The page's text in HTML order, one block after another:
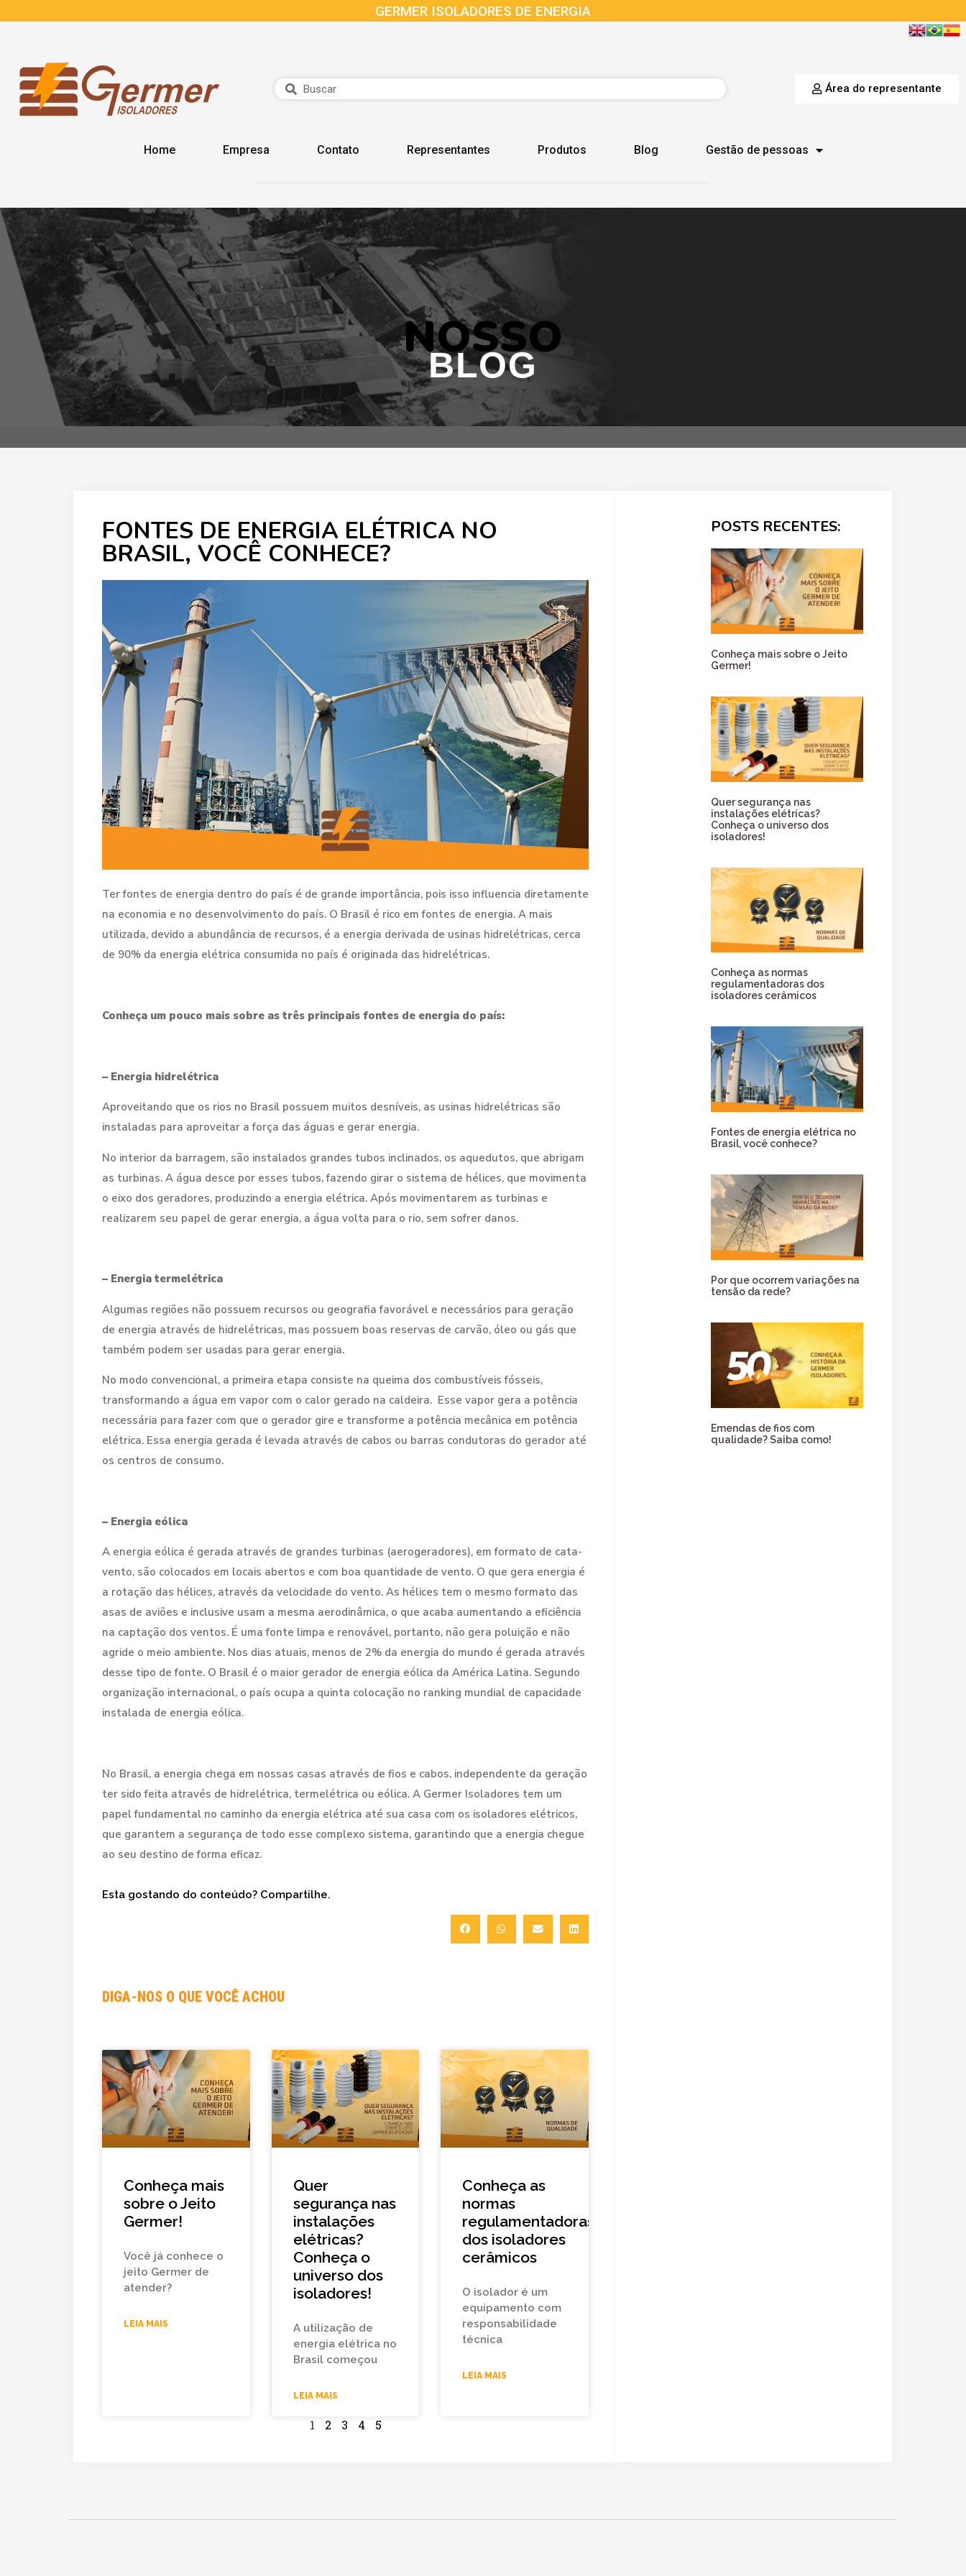
GERMER ISOLADORES DE ENERGIA
Área do representante
Home Empresa Contato Representantes Produtos Blog Gestão de pessoas
NOSSO
BLOG
FONTES DE ENERGIA ELÉTRICA NO
BRASIL, VOCÊ CONHECE?
Ter fontes de energia dentro do país é de grande importância, pois isso influencia diretamente
na economia e no desenvolvimento do país. O Brasil é rico em fontes de energia. A mais
utilizada, devido a abundância de recursos, é a energia derivada de usinas hidrelétricas, cerca
de 90% da energia elétrica consumida no país é originada das hidrelétricas.
Conheça um pouco mais sobre as três principais fontes de energia do país:
– Energia hidrelétrica
Aproveitando que os rios no Brasil possuem muitos desníveis, as usinas hidrelétricas são
instaladas para aproveitar a força das águas e gerar energia.
No interior da barragem, são instalados grandes tubos inclinados, os aquedutos, que abrigam
as turbinas. A água desce por esses tubos, fazendo girar o sistema de hélices, que movimenta
o eixo dos geradores, produzindo a energia elétrica. Após movimentarem as turbinas e
realizarem seu papel de gerar energia, a água volta para o rio, sem sofrer danos.
– Energia termelétrica
Algumas regiões não possuem recursos ou geografia favorável e necessários para geração
de energia através de hidrelétricas, mas possuem boas reservas de carvão, óleo ou gás que
também podem ser usadas para gerar energia.
No modo convencional, a primeira etapa consiste na queima dos combustíveis fósseis,
transformando a água em vapor com o calor gerado na caldeira. Esse vapor gera a potência
necessária para fazer com que o gerador gire e transforme a potência mecânica em potência
elétrica. Essa energia gerada é levada através de cabos ou barras condutoras do gerador até
os centros de consumo.
– Energia eólica
A energia eólica é gerada através de grandes turbinas (aerogeradores), em formato de cata-
vento, são colocados em locais abertos e com boa quantidade de vento. O que gera energia é
a rotação das hélices, através da velocidade do vento. As hélices tem o mesmo formato das
asas de aviões e inclusive usam a mesma aerodinâmica, o que acaba aumentando a eficiência
na captação dos ventos. É uma fonte limpa e renovável, portanto, não gera poluição e não
agride o meio ambiente. Nos dias atuais, menos de 2% da energia do mundo é gerada através
desse tipo de fonte. O Brasil é o maior gerador de energia eólica da América Latina. Segundo
organização internacional, o país ocupa a quinta colocação no ranking mundial de capacidade
instalada de energia eólica.
No Brasil, a energia chega em nossas casas através de fios e cabos, independente da geração
ter sido feita através de hidrelétrica, termelétrica ou eólica. A Germer Isoladores tem um
papel fundamental no caminho da energia elétrica até sua casa com os isoladores elétricos,
que garantem a segurança de todo esse complexo sistema, garantindo que a energia chegue
ao seu destino de forma eficaz.
Esta gostando do conteúdo? Compartilhe.
DIGA-NOS O QUE VOCÊ ACHOU
Conheça mais
sobre o Jeito
Germer!
Você já conhece o
jeito Germer de
atender?
LEIA MAIS
Quer
segurança nas
instalações
elétricas?
Conheça o
universo dos
isoladores!
A utilização de
energia elétrica no
Brasil começou
LEIA MAIS
Conheça as
normas
regulamentadoras
dos isoladores
cerâmicos
O isolador é um
equipamento com
responsabilidade
técnica
LEIA MAIS
1 2 3 4 5
POSTS RECENTES:
Conheça mais sobre o Jeito
Germer!
Quer segurança nas
instalações elétricas?
Conheça o universo dos
isoladores!
Conheça as normas
regulamentadoras dos
isoladores cerâmicos
Fontes de energia elétrica no
Brasil, você conhece?
Por que ocorrem variações na
tensão da rede?
Emendas de fios com
qualidade? Saiba como!